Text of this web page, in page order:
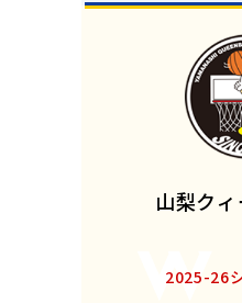
山梨ク
2025-26